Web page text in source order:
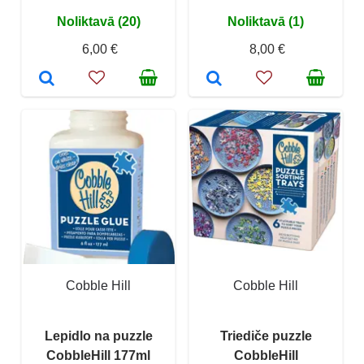
Noliktavā (20)
6,00 €
Noliktavā (1)
8,00 €
Cobble Hill
Lepidlo na puzzle
CobbleHill 177ml
Cobble Hill
Triediče puzzle
CobbleHill